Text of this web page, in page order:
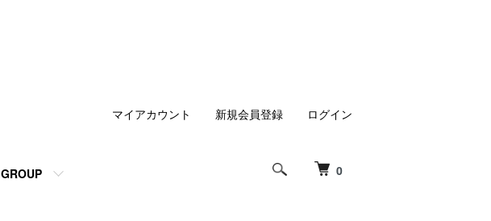
0
GROUP
マイアカウント 新規会員登録 ログイン